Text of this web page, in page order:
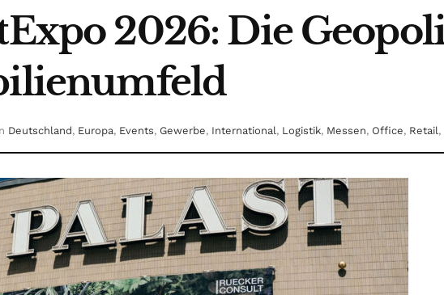
2026: Die
Deutschland, Europa, Events, Gewerbe, International, Logistik, Messen, Office, Retail,